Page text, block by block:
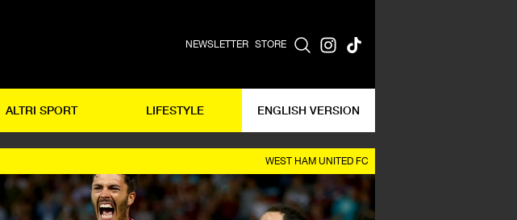
NEWSLETTER STORE
ALTRI SPORT LIFESTYLE ENGLISH VERSION
WEST HAM UNITED FC